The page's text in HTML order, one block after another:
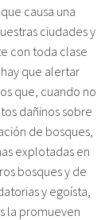
causa una
ciudades y
con toda clase
que alertar
que, cuando no
dañinos sobre
de bosques,
explotadas en
bosques y de
y egoísta,
la promueven